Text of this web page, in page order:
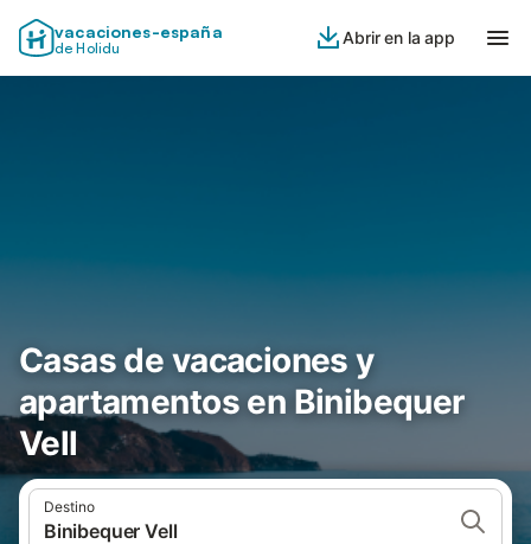
vacaciones-españa
de Holidu
Abrir en la app
Casas de vacaciones y
apartamentos en Binibequer
Vell
Destino
Binibequer Vell